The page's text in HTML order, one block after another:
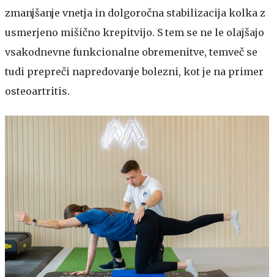
zmanjšanje vnetja in dolgoročna stabilizacija kolka z
usmerjeno mišično krepitvijo. S tem se ne le olajšajo
vsakodnevne funkcionalne obremenitve, temveč se
tudi prepreči napredovanje bolezni, kot je na primer
osteoartritis.